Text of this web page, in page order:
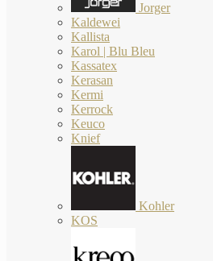
Jorger
Kaldewei
Kallista
Karol | Blu Bleu
Kassatex
Kerasan
Kermi
Kerrock
Keuco
Knief
Kohler
KOS